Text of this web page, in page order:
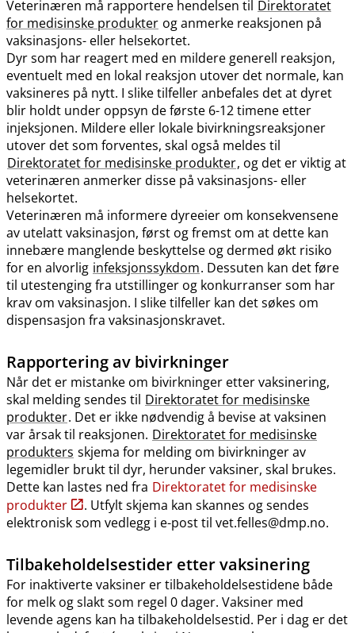
Veterinæren må rapportere hendelsen til Direktoratet
for medisinske produkter og anmerke reaksjonen på
vaksinasjons- eller helsekortet.
Dyr som har reagert med en mildere generell reaksjon,
eventuelt med en lokal reaksjon utover det normale, kan
vaksineres på nytt. I slike tilfeller anbefales det at dyret
blir holdt under oppsyn de første 6-12 timene etter
injeksjonen. Mildere eller lokale bivirkningsreaksjoner
utover det som forventes, skal også meldes til
Direktoratet for medisinske produkter, og det er viktig at
veterinæren anmerker disse på vaksinasjons- eller
helsekortet.
Veterinæren må informere dyreeier om konsekvensene
av utelatt vaksinasjon, først og fremst om at dette kan
innebære manglende beskyttelse og dermed økt risiko
for en alvorlig infeksjonssykdom. Dessuten kan det føre
til utestenging fra utstillinger og konkurranser som har
krav om vaksinasjon. I slike tilfeller kan det søkes om
dispensasjon fra vaksinasjonskravet.
Rapportering av bivirkninger
Når det er mistanke om bivirkninger etter vaksinering,
skal melding sendes til Direktoratet for medisinske
produkter. Det er ikke nødvendig å bevise at vaksinen
var årsak til reaksjonen. Direktoratet for medisinske
produkters skjema for melding om bivirkninger av
legemidler brukt til dyr, herunder vaksiner, skal brukes.
Dette kan lastes ned fra Direktoratet for medisinske
produkter
. Utfylt skjema kan skannes og sendes
elektronisk som vedlegg i e-post til vet.felles@dmp.no.
Tilbakeholdelsestider etter vaksinering
For inaktiverte vaksiner er tilbakeholdelsestidene både
for melk og slakt som regel 0 dager. Vaksiner med
levende agens kan ha tilbakeholdelsestid. Per i dag er det